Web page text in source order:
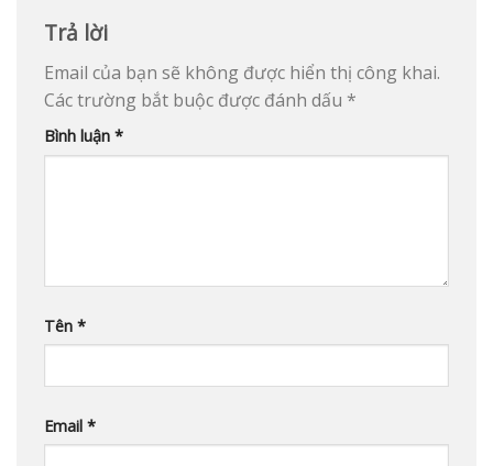
Trả lời
Email của bạn sẽ không được hiển thị công khai.
Các trường bắt buộc được đánh dấu *
Bình luận *
Tên *
Email *